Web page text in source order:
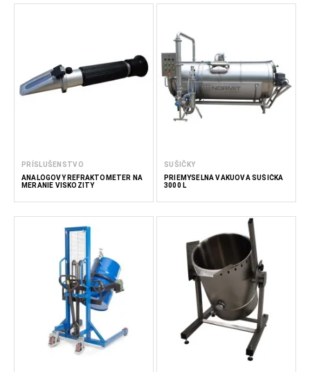
PRÍSLUŠENSTVO
ANALÓGOVÝ REFRAKTOMETER NA
MERANIE VISKOZITY
SUŠIČKY
PRIEMYSELNÁ VÁKUOVÁ SUŠIČKA
3000 L